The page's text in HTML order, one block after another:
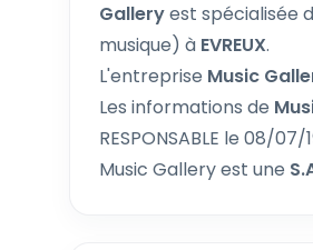
Galleryest spécialisée
musique) à EVREUX.
L'entreprise Music
Les informations de
RESPONSABLE le 08/07/
Music Gallery est une